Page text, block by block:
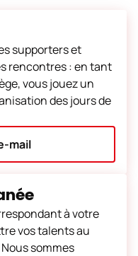
supporters et
rencontres : en tant
vous jouez un
des jours de
mail
à votre
vos talents au
sommes